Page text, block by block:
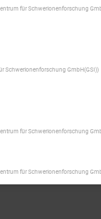
für Schwerionenforschung
Schwerionenforschung GmbH(GSI))
für Schwerionenforschung
für Schwerionenforschung